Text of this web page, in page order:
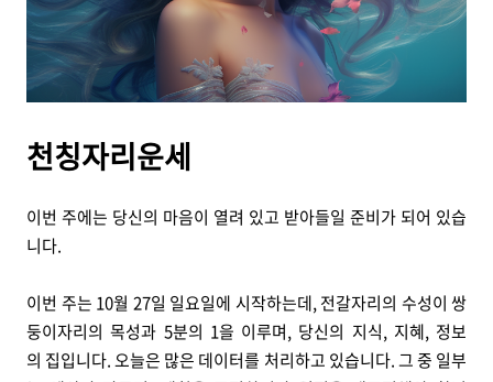
천칭자리운세
이번 주에는 당신의 마음이 열려 있고 받아들일 준비가 되어 있습
니다.
이번 주는 10월 27일 일요일에 시작하는데, 전갈자리의 수성이 쌍
둥이자리의 목성과 5분의 1을 이루며, 당신의 지식, 지혜, 정보
의 집입니다. 오늘은 많은 데이터를 처리하고 있습니다. 그 중 일부